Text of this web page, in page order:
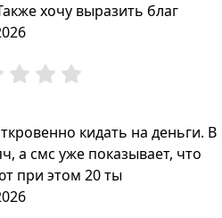
хочу выразить благ
кидать на деньги. В
а смс уже показывает, что
при этом 20 ты